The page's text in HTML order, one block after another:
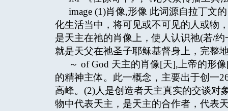
image (1)肖像,形像 此词源自拉丁文
化生活当中，将可见或不可见的人或物
是天主在祂的肖像上，使人认识祂(若/
就是天父在祂圣子耶稣基督身上，完整
～ of God 天主的肖像[天],上帝的形
的精神主体。此一概念，主要出于创一
高峰。(2)人是创造者天主真实的交谈对
物中代表天主，是天主的合作者，代表